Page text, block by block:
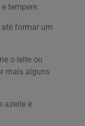
tempere.
formar um
o leite ou
mais alguns
azeite e